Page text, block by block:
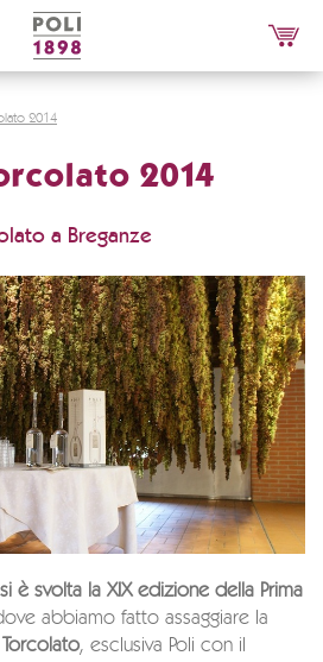
Poli
Distillerie
2014
2014
a Breganze
è svolta la XIX edizione della Prima
abbiamo fatto assaggiare la
, esclusiva Poli con il